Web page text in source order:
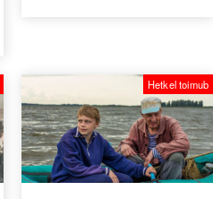
Hetkel toimub